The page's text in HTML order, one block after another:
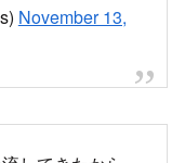
対応できかねま
ってさ